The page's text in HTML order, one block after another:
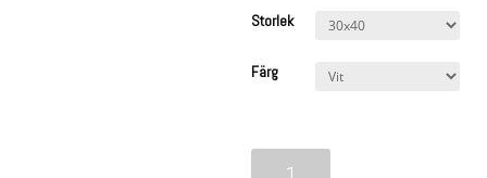
Storlek
Färg